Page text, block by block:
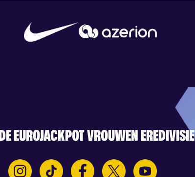
EUROJACKPOT VROUWEN EREDIVISIE